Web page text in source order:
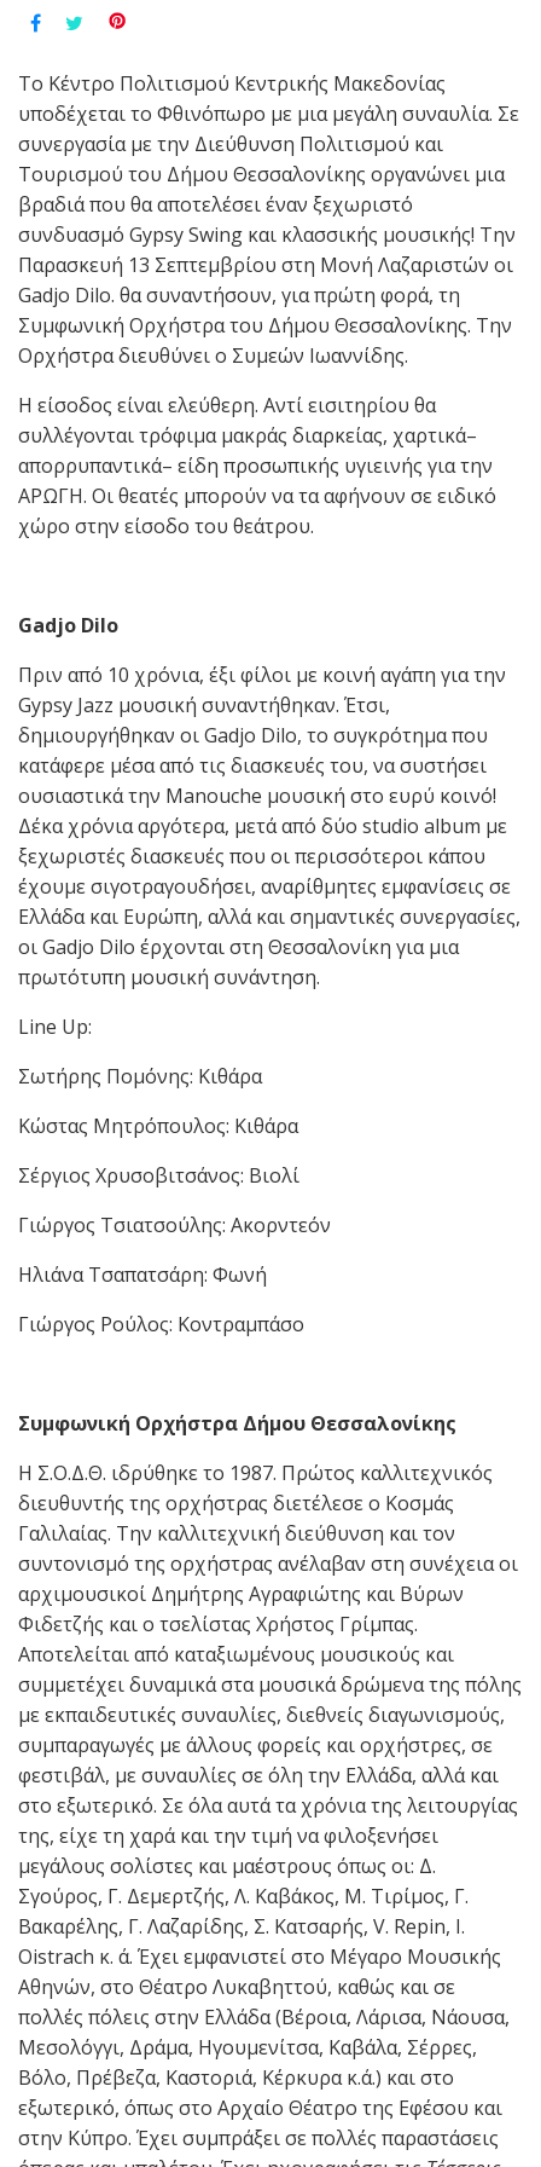
Το Κέντρο Πολιτισμού Κεντρικής Μακεδονίας
υποδέχεται το Φθινόπωρο με μια μεγάλη συναυλία. Σε
συνεργασία με την Διεύθυνση Πολιτισμού και
Τουρισμού του Δήμου Θεσσαλονίκης οργανώνει μια
βραδιά που θα αποτελέσει έναν ξεχωριστό
συνδυασμό Gypsy Swing και κλασσικής μουσικής! Την
Παρασκευή 13 Σεπτεμβρίου στη Μονή Λαζαριστών οι
Gadjo Dilo. θα συναντήσουν, για πρώτη φορά, τη
Συμφωνική Ορχήστρα του Δήμου Θεσσαλονίκης. Την
Ορχήστρα διευθύνει ο Συμεών Ιωαννίδης.
Η είσοδος είναι ελεύθερη. Αντί εισιτηρίου θα
συλλέγονται τρόφιμα μακράς διαρκείας, χαρτικά–
απορρυπαντικά– είδη προσωπικής υγιεινής για την
ΑΡΩΓΗ. Οι θεατές μπορούν να τα αφήνουν σε ειδικό
χώρο στην είσοδο του θεάτρου.
Gadjo Dilo
Πριν από 10 χρόνια, έξι φίλοι με κοινή αγάπη για την
Gypsy Jazz μουσική συναντήθηκαν. Έτσι,
δημιουργήθηκαν οι Gadjo Dilo, το συγκρότημα που
κατάφερε μέσα από τις διασκευές του, να συστήσει
ουσιαστικά την Manouche μουσική στο ευρύ κοινό!
Δέκα χρόνια αργότερα, μετά από δύο studio album με
ξεχωριστές διασκευές που οι περισσότεροι κάπου
έχουμε σιγοτραγουδήσει, αναρίθμητες εμφανίσεις σε
Ελλάδα και Ευρώπη, αλλά και σημαντικές συνεργασίες,
οι Gadjo Dilo έρχονται στη Θεσσαλονίκη για μια
πρωτότυπη μουσική συνάντηση.
Line Up:
Σωτήρης Πομόνης: Kιθάρα
Κώστας Μητρόπουλος: Kιθάρα
Σέργιος Χρυσοβιτσάνος: Βιολί
Γιώργος Τσιατσούλης: Ακορντεόν
Ηλιάνα Τσαπατσάρη: Φωνή
Γιώργος Ρούλος: Kοντραμπάσο
Συμφωνική Ορχήστρα Δήμου Θεσσαλονίκης
Η Σ.Ο.Δ.Θ. ιδρύθηκε το 1987. Πρώτος καλλιτεχνικός
διευθυντής της ορχήστρας διετέλεσε ο Κοσμάς
Γαλιλαίας. Την καλλιτεχνική διεύθυνση και τον
συντονισμό της ορχήστρας ανέλαβαν στη συνέχεια οι
αρχιμουσικοί Δημήτρης Αγραφιώτης και Βύρων
Φιδετζής και ο τσελίστας Χρήστος Γρίμπας.
Αποτελείται από καταξιωμένους μουσικούς και
συμμετέχει δυναμικά στα μουσικά δρώμενα της πόλης
με εκπαιδευτικές συναυλίες, διεθνείς διαγωνισμούς,
συμπαραγωγές με άλλους φορείς και ορχήστρες, σε
φεστιβάλ, με συναυλίες σε όλη την Ελλάδα, αλλά και
στο εξωτερικό. Σε όλα αυτά τα χρόνια της λειτουργίας
της, είχε τη χαρά και την τιμή να φιλοξενήσει
μεγάλους σολίστες και μαέστρους όπως οι: Δ.
Σγούρος, Γ. Δεμερτζής, Λ. Καβάκος, Μ. Τιρίμος, Γ.
Βακαρέλης, Γ. Λαζαρίδης, Σ. Κατσαρής, V. Repin, I.
Oistrach κ. ά. Έχει εμφανιστεί στο Μέγαρο Μουσικής
Αθηνών, στο Θέατρο Λυκαβηττού, καθώς και σε
πολλές πόλεις στην Ελλάδα (Βέροια, Λάρισα, Νάουσα,
Μεσολόγγι, Δράμα, Ηγουμενίτσα, Καβάλα, Σέρρες,
Βόλο, Πρέβεζα, Καστοριά, Κέρκυρα κ.ά.) και στο
εξωτερικό, όπως στο Αρχαίο Θέατρο της Εφέσου και
στην Κύπρο. Έχει συμπράξει σε πολλές παραστάσεις